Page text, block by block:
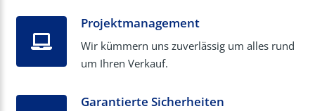
Projektmanagement
Wir kümmern uns zuverlässig um alles rund
um Ihren Verkauf.
Garantierte Sicherheiten